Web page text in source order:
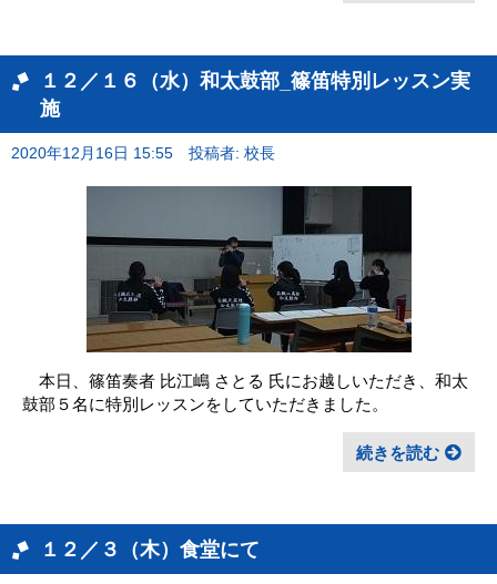
１２／１６（水）和太鼓部_篠笛特別レッスン実
施
2020年12月16日 15:55 投稿者: 校長
本日、篠笛奏者 比江嶋 さとる 氏にお越しいただき、和太
鼓部５名に特別レッスンをしていただきました。
続きを読む
１２／３（木）食堂にて